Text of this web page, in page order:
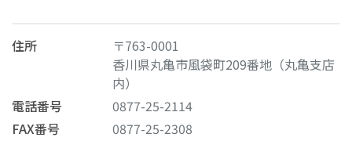
住所
〒763-0001
香川県丸亀市風袋町209番地（丸亀支店
内）
電話番号
0877-25-2114
FAX番号
0877-25-2308